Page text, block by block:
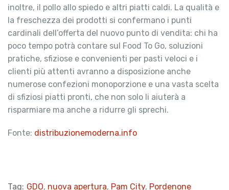
inoltre, il pollo allo spiedo e altri piatti caldi. La qualità e
la freschezza dei prodotti si confermano i punti
cardinali dell’offerta del nuovo punto di vendita: chi ha
poco tempo potrà contare sul Food To Go, soluzioni
pratiche, sfiziose e convenienti per pasti veloci e i
clienti più attenti avranno a disposizione anche
numerose confezioni monoporzione e una vasta scelta
di sfiziosi piatti pronti, che non solo li aiuterà a
risparmiare ma anche a ridurre gli sprechi.
Fonte: distribuzionemoderna.info
Tag: GDO, nuova apertura, Pam City, Pordenone